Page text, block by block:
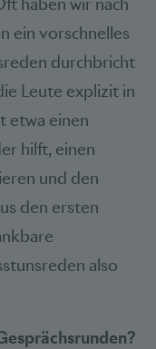
ein vorschnelles
durchbricht
Leute explizit in
etwa einen
hilft, einen
und den
den ersten
also